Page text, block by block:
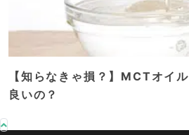
【知らなきゃ損？】MCTオイ
良いの？